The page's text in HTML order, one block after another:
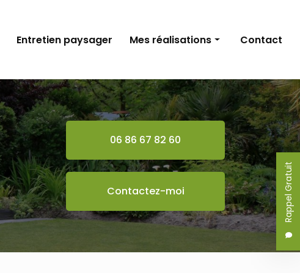
Rappel Gratuit
Entretien paysager Mes réalisations
Élagage
Entretien paysager
Contact
06 86 67 82 60
Contactez-moi